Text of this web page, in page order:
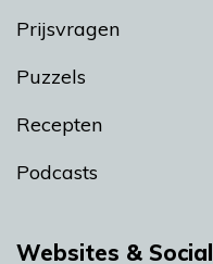
Prijsvragen
Puzzels
Recepten
Podcasts
Websites & Social